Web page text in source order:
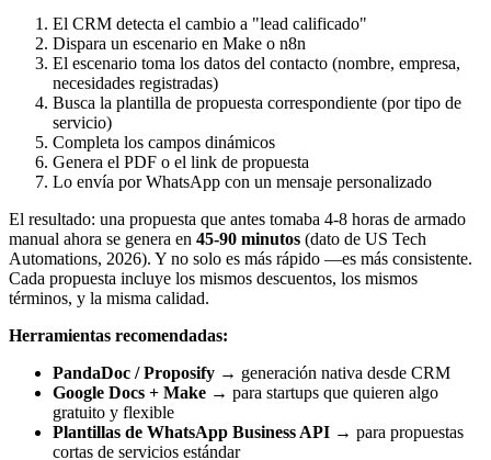
El CRM detecta el cambio a "lead calificado"
Dispara un escenario en Make o n8n
El escenario toma los datos del contacto (nombre, empresa,
necesidades registradas)
Busca la plantilla de propuesta correspondiente (por tipo de
servicio)
Completa los campos dinámicos
Genera el PDF o el link de propuesta
Lo envía por WhatsApp con un mensaje personalizado
El resultado: una propuesta que antes tomaba 4-8 horas de armado
manual ahora se genera en 45-90 minutos (dato de US Tech
Automations, 2026). Y no solo es más rápido —es más consistente.
Cada propuesta incluye los mismos descuentos, los mismos
términos, y la misma calidad.
Herramientas recomendadas:
PandaDoc / Proposify → generación nativa desde CRM
Google Docs + Make → para startups que quieren algo
gratuito y flexible
Plantillas de WhatsApp Business API → para propuestas
cortas de servicios estándar